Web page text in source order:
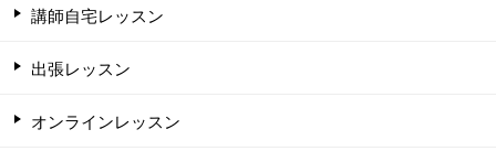
講師自宅レッスン
出張レッスン
オンラインレッスン